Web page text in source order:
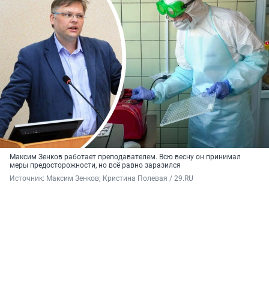
Максим Зенков работает преподавателем. Всю весну он принимал
меры предосторожности, но всё равно заразился
Источник: Максим Зенков; Кристина Полевая / 29.RU